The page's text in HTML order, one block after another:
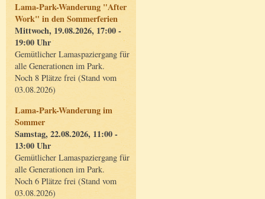
Lama-Park-Wanderung "After
Work" in den Sommerferien
Mittwoch, 19.08.2026, 17:00 -
19:00 Uhr
Gemütlicher Lamaspaziergang für
alle Generationen im Park.
Noch 8 Plätze frei (Stand vom
03.08.2026)
Lama-Park-Wanderung im
Sommer
Samstag, 22.08.2026, 11:00 -
13:00 Uhr
Gemütlicher Lamaspaziergang für
alle Generationen im Park.
Noch 6 Plätze frei (Stand vom
03.08.2026)